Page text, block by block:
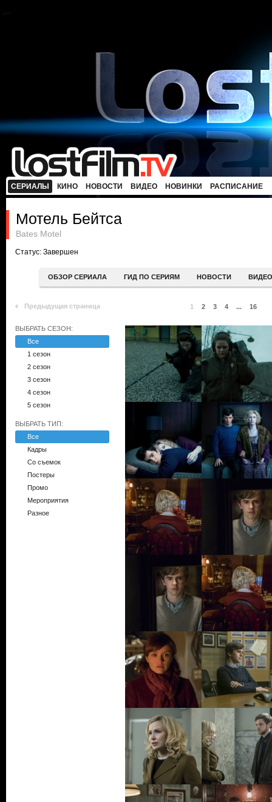
СЕРИАЛЫ КИНО НОВОСТИ ВИДЕО НОВИНКИ РАСПИСАНИЕ
Мотель Бейтса
Bates Motel
Статус: Завершен
ОБЗОР СЕРИАЛА ГИД ПО СЕРИЯМ НОВОСТИ ВИДЕО
Предыдущая страница 1 2 3 4 ... 16
ВЫБРАТЬ СЕЗОН:
Все
1 сезон
2 сезон
3 сезон
4 сезон
5 сезон
ВЫБРАТЬ ТИП:
Все
Кадры
Со съемок
Постеры
Промо
Мероприятия
Разное